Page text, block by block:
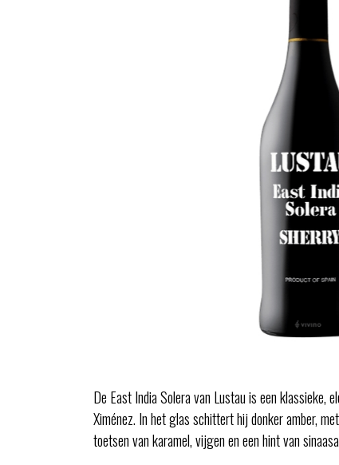
De East India Solera van Lustau is een klassieke,
Ximénez. In het glas schittert hij donker amber,
toetsen van karamel, vijgen en een hint van